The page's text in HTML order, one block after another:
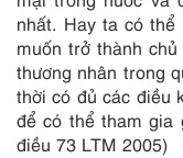
nhất. Hay ta có thể
muốn trở thành
thương nhân trong
thời có đủ các điều
để có thể tham gia
điều 73 LTM 2005)